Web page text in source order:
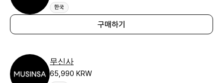
한국
구매하기
무신사
65,990 KRW